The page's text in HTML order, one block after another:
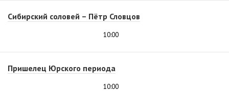
Сибирский соловей – Пётр Словцов
10:00
Пришелец Юрского периода
10:00